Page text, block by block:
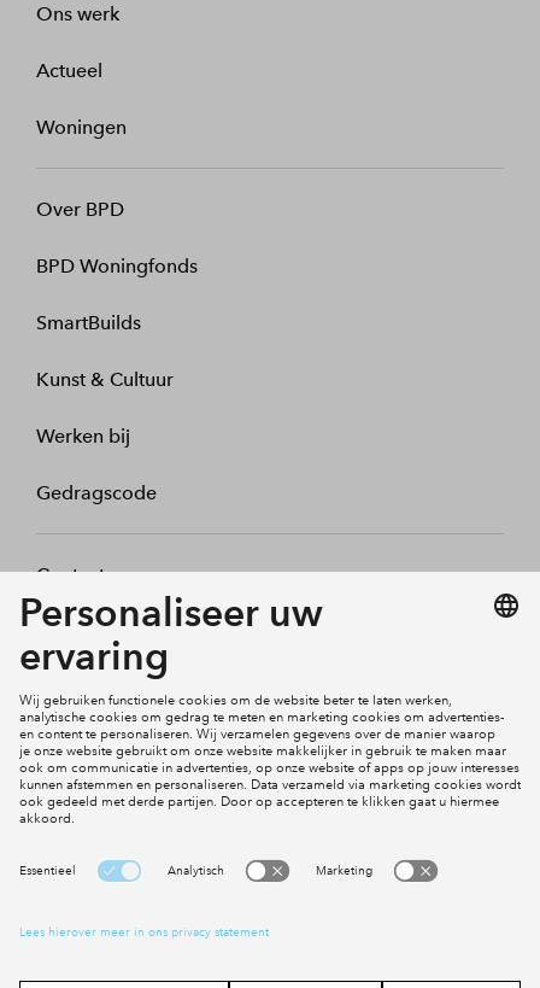
Ons werk
Actueel
Woningen
Over BPD
BPD Woningfonds
SmartBuilds
Kunst & Cultuur
Werken bij
Gedragscode
Contact
Mijn profiel
Social Media
Cookies